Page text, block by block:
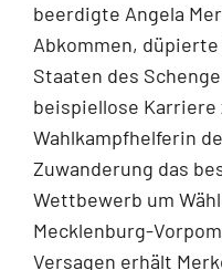
beerdigte Angela
Abkommen,
Staaten des
beispiellose Karriere
Wahlkampfhelferin
Zuwanderung das
Wettbewerb um
Mecklenburg-
Versagen erhält